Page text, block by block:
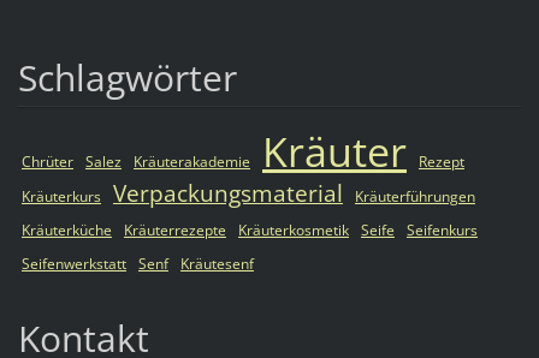
Schlagwörter
Chrüter Salez Kräuterakademie Kräuter
Rezept
Kräuterkurs Verpackungsmaterial
Kräuterführungen
Kräuterküche
Kräuterrezepte Kräuterkosmetik Seife
Seifenkurs
Seifenwerkstatt Senf Kräutesenf
Kontakt